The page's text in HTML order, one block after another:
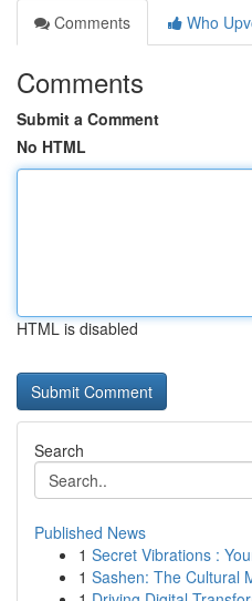
Comments
Who
Comments
Submit a Comment
No HTML
HTML is disabled
Search
Published News
1 Secret Vibrations :
1 Sashen: The Cultural